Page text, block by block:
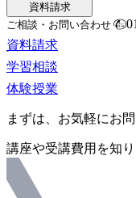
資料請求
ご相談・お問い合わせ
資料請求
学習相談
体験授業
まずは、お気軽にお
講座や受講費用を知